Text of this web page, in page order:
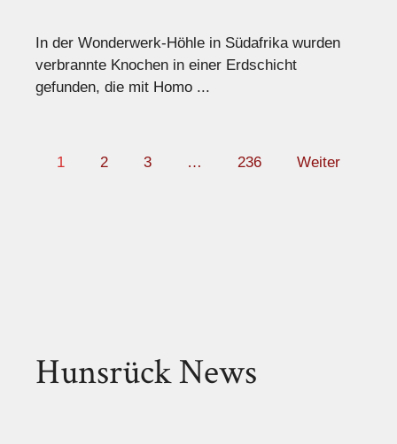
In der Wonderwerk-Höhle in Südafrika wurden
verbrannte Knochen in einer Erdschicht
gefunden, die mit Homo ...
1 2 3 … 236 Weiter
Hunsrück News